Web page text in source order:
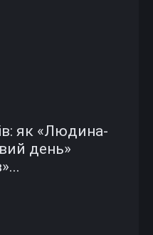
як «Людина-
день»